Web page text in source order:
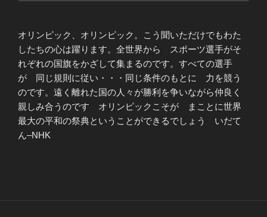
オリンピック、オリンピック。こう聞いただけでもわた
したちの心は躍ります。全世界から スポーツ選手がそ
れぞれの国旗をかざして集まるのです。すべての選手
が 同じ規則に従い・・・同じ条件のもとに 力を競う
のです。遠く離れた国の人々が勝利を争いながら仲良く
親しみ合うのです オリンピックこそが まことに世界
最大の平和の祭典ということができるでしょう いだて
ん–NHK